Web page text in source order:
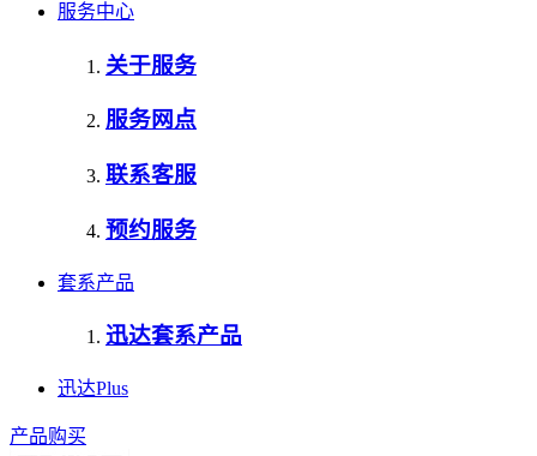
服务中心
关于服务
服务网点
联系客服
预约服务
套系产品
迅达套系产品
迅达Plus
产品购买